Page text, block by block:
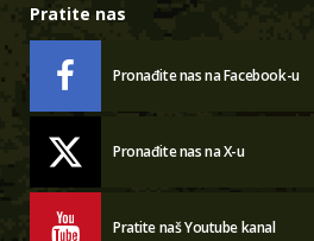
Pratite nas
Pronađite nas na Facebook-u
Pronađite nas na X-u
Pratite naš Youtube kanal